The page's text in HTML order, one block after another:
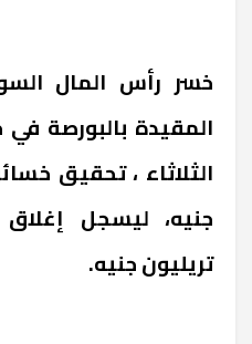
خسر رأس المال
المقيدة بالبورصة
تريليون جنيه.